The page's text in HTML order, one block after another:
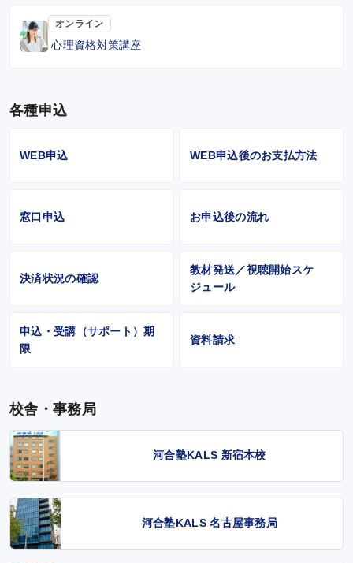
オンライン
心理資格対策講座
各種申込
WEB申込 WEB申込後のお支払方法
窓口申込 お申込後の流れ
決済状況の確認
教材発送／視聴開始スケ
ジュール
申込・受講（サポート）期
限
資料請求
校舎・事務局
河合塾KALS 新宿本校
河合塾KALS 名古屋事務局